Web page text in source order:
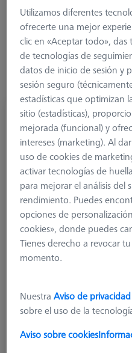
Nudillos y elementos giratorios
Junta de nudillos,
626105-6280-040
Utilizamos diferentes
ofrecerte una mejor
clic en «Aceptar todo»,
de tecnologías de
datos de inicio de sesión y
sesión seguro
estadísticas que optimizan
sitio (estadísticas),
mejorada (funcional) y
intereses (marketing). Al
uso de cookies de
activar tecnologías de
para mejorar el análisis del
rendimiento. Puedes
opciones de
cookies», donde puedes
Tienes derecho a revocar
momento.
NuestraAviso de privacidad
sobre el uso de la
Aviso sobre cookies